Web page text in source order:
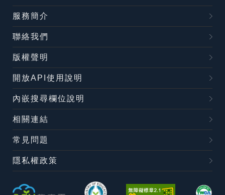
服務簡介
聯絡我們
版權聲明
開放API使用說明
內嵌搜尋欄位說明
相關連結
常見問題
隱私權政策